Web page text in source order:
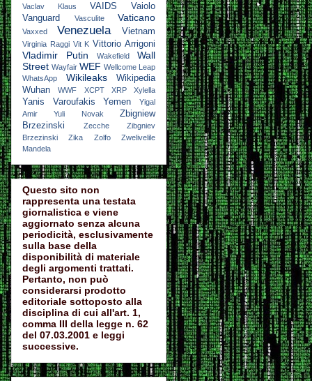
Vaclav Klaus VAIDS
Vaiolo
Vanguard
Vasculite Vaticano
Vaxxed Venezuela Vietnam
Virginia Raggi Vit K Vittorio Arrigoni
Vladimir Putin Wakefield
Wall
Street Wayfair WEF Wellcome Leap
WhatsApp
Wikileaks
Wikipedia
Wuhan
WWF XCPT XRP Xylella
Yanis Varoufakis Yemen
Yigal
Amir
Yuli Novak
Zbigniew
Brzezinski
Zecche
Zibgniev
Brzezinski
Zika Zolfo
Zwelivelile
Mandela
Questo sito non
rappresenta una testata
giornalistica e viene
aggiornato senza alcuna
periodicità, esclusivamente
sulla base della
disponibilità di materiale
degli argomenti trattati.
Pertanto, non può
considerarsi prodotto
editoriale sottoposto alla
disciplina di cui all'art. 1,
comma III della legge n. 62
del 07.03.2001 e leggi
successive.